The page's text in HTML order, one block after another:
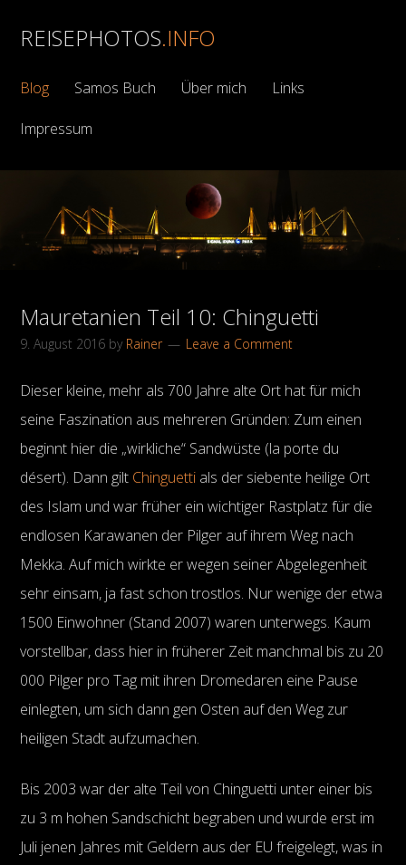
REISEPHOTOS.INFO
Blog Samos Buch Über mich Links
Impressum
Mauretanien Teil 10: Chinguetti
9. August 2016 by Rainer Leave a Comment
Dieser kleine, mehr als 700 Jahre alte Ort hat für mich
seine Faszination aus mehreren Gründen: Zum einen
beginnt hier die „wirkliche“ Sandwüste (la porte du
désert). Dann gilt Chinguetti als der siebente heilige Ort
des Islam und war früher ein wichtiger Rastplatz für die
endlosen Karawanen der Pilger auf ihrem Weg nach
Mekka. Auf mich wirkte er wegen seiner Abgelegenheit
sehr einsam, ja fast schon trostlos. Nur wenige der etwa
1500 Einwohner (Stand 2007) waren unterwegs. Kaum
vorstellbar, dass hier in früherer Zeit manchmal bis zu 20
000 Pilger pro Tag mit ihren Dromedaren eine Pause
einlegten, um sich dann gen Osten auf den Weg zur
heiligen Stadt aufzumachen.
Bis 2003 war der alte Teil von Chinguetti unter einer bis
zu 3 m hohen Sandschicht begraben und wurde erst im
Juli jenen Jahres mit Geldern aus der EU freigelegt, was in